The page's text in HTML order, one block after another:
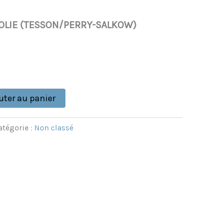
(TESSON/PERRY-SALKOW)
au panier
: Non classé